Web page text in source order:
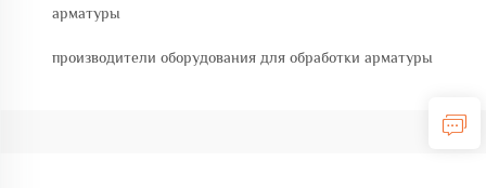
арматуры
производители оборудования для обработки арматуры